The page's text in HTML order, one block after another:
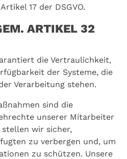
17 der DSGVO.
ARTIKEL 32
die Vertraulichkeit,
der Systeme, die
Verarbeitung stehen.
sind die
unserer Mitarbeiter
wir sicher,
zu verbergen und, um
zu schützen. Unsere